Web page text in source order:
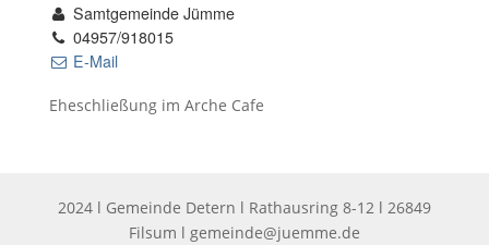
Samtgemeinde Jümme
04957/918015
E-Mail
Eheschließung im Arche Cafe
2024 l Gemeinde Detern l Rathausring 8-12 l 26849
Filsum l gemeinde@juemme.de